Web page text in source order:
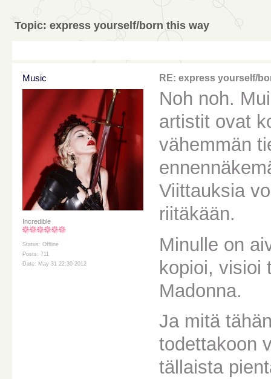
Topic: express yourself/born this way
Music
Incredible
Status: Offline
Posts: 711
Date: May 31 22:30 2012
RE: express yourself/
Noh noh.
artistit ovat
vähemmän
Viittauksia
riitäkään.
Minulle on
kopioi, visioi
Madonna.
Ja mitä
todettakoon
tällaista